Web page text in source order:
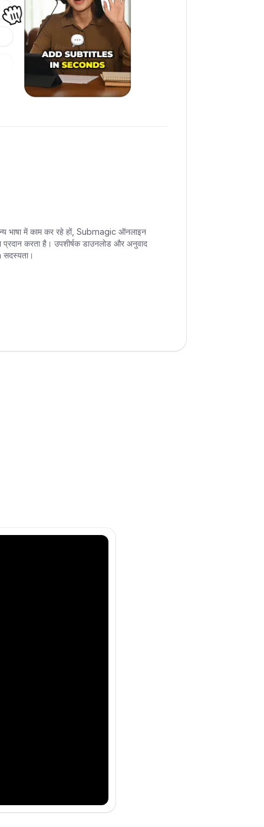
भाषा में काम कर रहे हों, Submagic ऑनलाइन
करता है। उपशीर्षक डाउनलोड और अनुवाद